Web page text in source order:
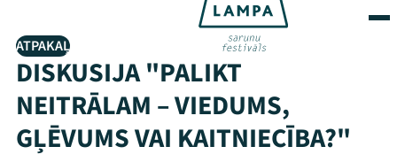
ATPAKAĻ
DISKUSIJA "PALIKT
NEITRĀLAM – VIEDUMS,
GĻĒVUMS VAI KAITNIECĪBA?"